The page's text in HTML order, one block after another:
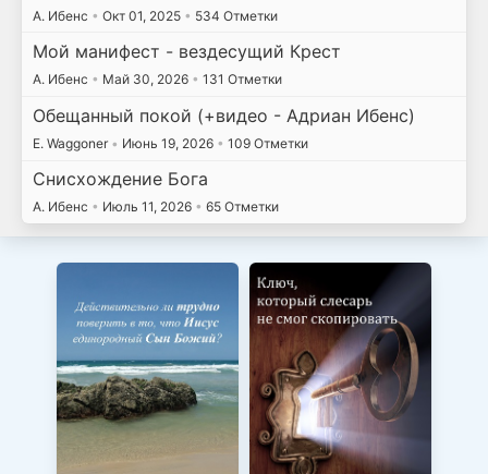
А. Ибенс • Окт 01, 2025 • 534 Отметки
Мой манифест - вездесущий Крест
А. Ибенс • Май 30, 2026 • 131 Отметки
Обещанный покой (+видео - Адриан Ибенс)
E. Waggoner • Июнь 19, 2026 • 109 Отметки
Снисхождение Бога
А. Ибенс • Июль 11, 2026 • 65 Отметки